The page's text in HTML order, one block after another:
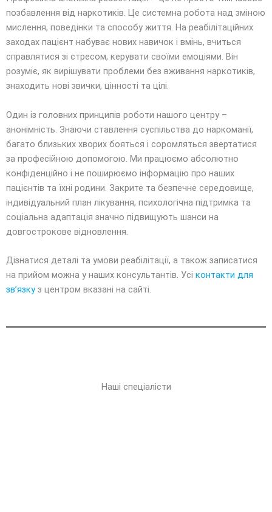
позбавлення від наркотиків. Це системна робота над зміною
мислення, поведінки та способу життя. На реабілітаційних
заходах пацієнт набуває нових навичок і вмінь, вчиться
справлятися зі стресом, керувати своїми емоціями. Він
розуміє, як вирішувати проблеми без вживання наркотиків,
знаходить нові звички, цінності та цілі.
Один із головних принципів роботи нашого центру –
анонімність. Знаючи ставлення суспільства до наркоманії,
багато близьких хворих бояться і соромляться звертатися
за професійною допомогою. Ми працюємо абсолютно
конфіденційно і не поширюємо інформацію про наших
пацієнтів та їхні родини. Закрите та безпечне середовище,
індивідуальний план лікування, психологічна підтримка та
соціальна адаптація значно підвищують шанси на
довгострокове відновлення.
Дізнатися деталі та умови реабілітації, а також записатися
на прийом можна у наших консультантів. Усі контакти для
зв’язку з центром вказані на сайті.
Наші спеціалісти